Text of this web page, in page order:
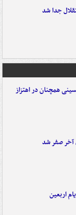
جدا شد
همچنان در اهتزاز
آخر صفر شد
اربعین